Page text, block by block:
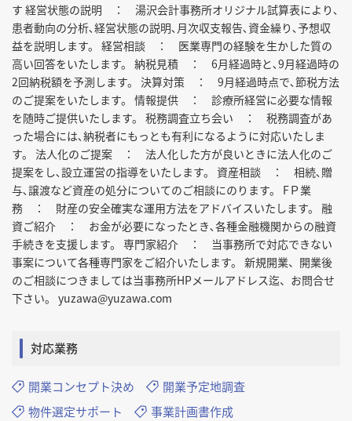
す 経営状態の説明 ： 湯沢会計事務所オリジナル試算表により､
患者動向の分析､経営状態の説明､月次収支報告､資金繰り､予想収
益を説明します。 経営相談 ： 医業専門の経験を生かした質の
高い回答をいたします。 納税見積 ： 6月経過時と､9月経過時の
2回納税額を予測します。 決算対策 ： 9月経過時点で､節税方法
のご提案をいたします。 情報提供 ： 診療所経営に必要な情報
を随時ご提供いたします。 税務調査立ち会い ： 税務調査があ
った場合には､納税者にもっとも有利になるように対応いたしま
す。 法人化のご提案 ： 法人化した方が良いときに法人化のご
提案をし､設立運営の指導をいたします。 資産相談 ： 相続､贈
与､譲渡など資産の処分についてのご相談にのります。 FＰ業
務 ： 財産の安全確実な運用方法をアドバイスいたします。 融
資ご紹介 ： お金が必要になったとき､各種金融機関からの融資
手続きを支援します。 専門家紹介 ： 当事務所で対応できない
事案について各種専門家をご紹介いたします。 新規開業、開業後
のご相談につきましては当事務所HPメールアドレス迄、お問合せ
下さい。 yuzawa@yuzawa.com
対応業務
開業コンセプト決め
開業予定地調査
物件選定サポート
事業計画書作成